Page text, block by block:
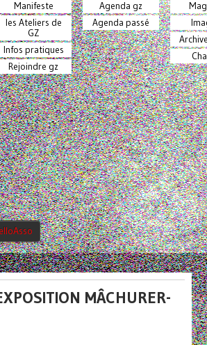
Manifeste
les Ateliers de
GZ
Infos pratiques
Rejoindre gz
Agenda gz
Agenda passé
MÂCHURER-